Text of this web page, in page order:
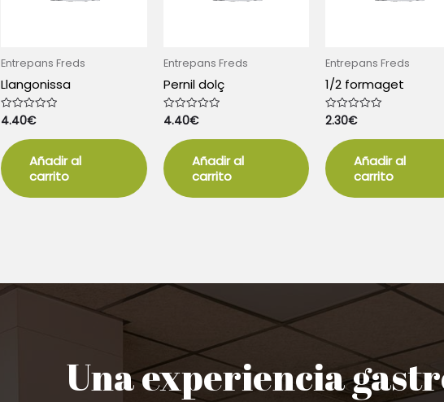
Entrepans Freds
Llangonissa
Valorado
con
de
5
4.40€
Añadir al
carrito
Entrepans Freds
Pernil dolç
Valorado
con
de
5
4.40€
Añadir al
carrito
Entrepans Freds
1/2 formaget
Valorado
con
de
5
2.30€
Añadir al
carrito
Una experiencia